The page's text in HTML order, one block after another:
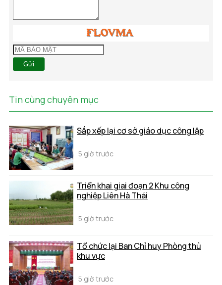
Gửi
Tin cùng chuyên mục
Sắp xếp lại cơ sở giáo dục công lập
5 giờ trước
Triển khai giai đoạn 2 Khu công
nghiệp Liên Hà Thái
5 giờ trước
Tổ chức lại Ban Chỉ huy Phòng thủ
khu vực
5 giờ trước